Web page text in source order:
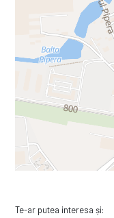
Te-ar putea interesa și: